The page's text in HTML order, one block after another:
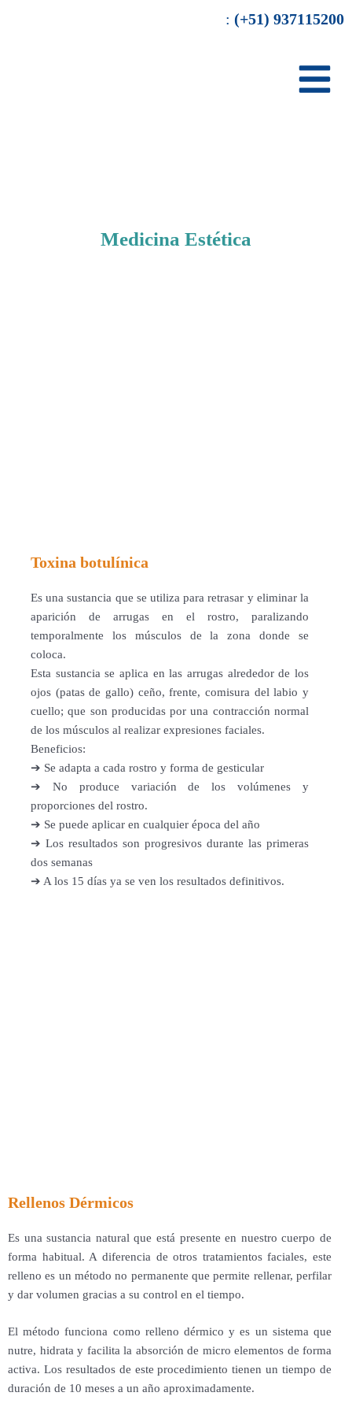
: (+51) 937115200
Medicina Estética
Toxina botulínica
Es una sustancia que se utiliza para retrasar y eliminar la
aparición de arrugas en el rostro, paralizando
temporalmente los músculos de la zona donde se
coloca.
Esta sustancia se aplica en las arrugas alrededor de los
ojos (patas de gallo) ceño, frente, comisura del labio y
cuello; que son producidas por una contracción normal
de los músculos al realizar expresiones faciales.
Beneficios:
➔ Se adapta a cada rostro y forma de gesticular
➔ No produce variación de los volúmenes y
proporciones del rostro.
➔ Se puede aplicar en cualquier época del año
➔ Los resultados son progresivos durante las primeras
dos semanas
➔ A los 15 días ya se ven los resultados definitivos.
Rellenos Dérmicos
Es una sustancia natural que está presente en nuestro cuerpo de
forma habitual. A diferencia de otros tratamientos faciales, este
relleno es un método no permanente que permite rellenar, perfilar
y dar volumen gracias a su control en el tiempo.
El método funciona como relleno dérmico y es un sistema que
nutre, hidrata y facilita la absorción de micro elementos de forma
activa. Los resultados de este procedimiento tienen un tiempo de
duración de 10 meses a un año aproximadamente.